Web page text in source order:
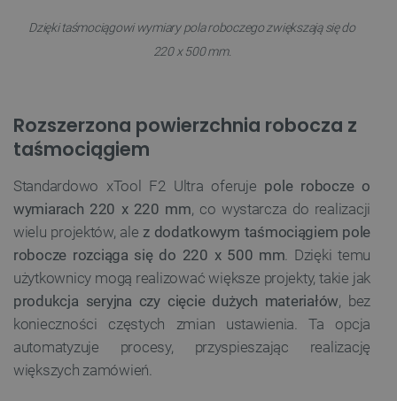
Dzięki taśmociągowi wymiary pola roboczego zwiększają się do
220 x 500 mm.
Rozszerzona powierzchnia robocza z
taśmociągiem
Standardowo xTool F2 Ultra oferuje pole robocze o
wymiarach 220 x 220 mm, co wystarcza do realizacji
wielu projektów, ale z dodatkowym taśmociągiem pole
robocze rozciąga się do 220 x 500 mm . Dzięki temu
użytkownicy mogą realizować większe projekty, takie jak
produkcja seryjna czy cięcie dużych materiałów, bez
konieczności częstych zmian ustawienia. Ta opcja
automatyzuje procesy, przyspieszając realizację
większych zamówień.